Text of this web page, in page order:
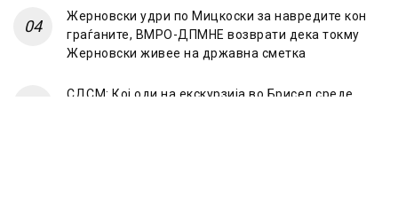
Жерновски удри по Мицкоски за навредите кон
граѓаните, ВМРО-ДПМНЕ возврати дека токму
Жерновски живее на државна сметка
СДСМ: Кој оди на екскурзија во Брисел среде